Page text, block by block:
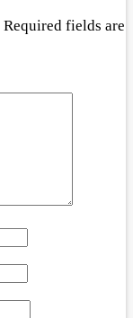
Required fields are